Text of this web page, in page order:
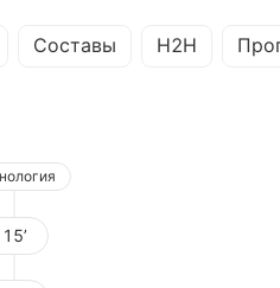
Составы H2H
15’